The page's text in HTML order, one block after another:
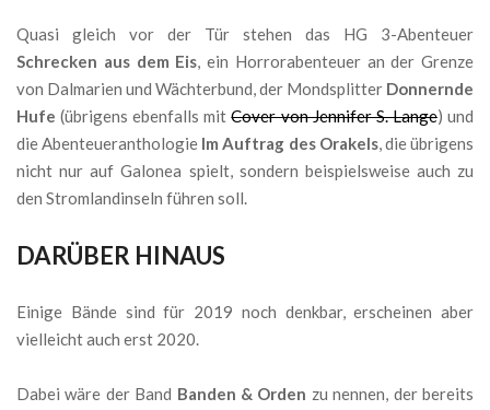
Quasi gleich vor der Tür stehen das HG 3-Abenteuer
Schrecken aus dem Eis, ein Horrorabenteuer an der Grenze
von Dalmarien und Wächterbund, der Mondsplitter Donnernde
Hufe (übrigens ebenfalls mitCover von Jennifer S. Lange) und
die Abenteueranthologie Im Auftrag des Orakels, die übrigens
nicht nur auf Galonea spielt, sondern beispielsweise auch zu
den Stromlandinseln führen soll.
DARÜBER HINAUS
Einige Bände sind für 2019 noch denkbar, erscheinen aber
vielleicht auch erst 2020.
Dabei wäre der Band Banden & Orden zu nennen, der bereits